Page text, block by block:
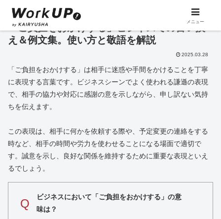
「ご負担をおかけする」ビジネスでの言い換
え＆例文集。使い方と敬語を解説
2025.03.28
「ご負担をおかけする」は相手に迷惑や手間をかけることを丁寧
に表現する言葉です。ビジネスシーンでよく使われる謙遜の表現
で、相手の協力や対応に感謝の意を示しながら、申し訳ない気持
ちを伝えます。
この表現は、相手に何かを依頼する際や、予定変更の連絡をする
時など、相手の時間や労力を使わせることになる場面で適切で
す。誠意を示し、良好な関係を維持するために重要な表現といえ
るでしょう。
Q
ビジネスにおいて「ご負担をおかけする」の意
味は？
メニュー